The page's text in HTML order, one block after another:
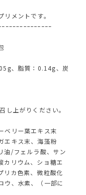
メントです。
ｰｰｰｰｰｰｰｰｰｰｰｰｰ
、脂質：0.14g、炭
し上がりください。
ベリー葉エキス末
エキス末、海藻粉
油/フェルラ酸、サン
カリウム、ショ糖エ
リカ色素、微粒酸化
ウ、水素、（一部に